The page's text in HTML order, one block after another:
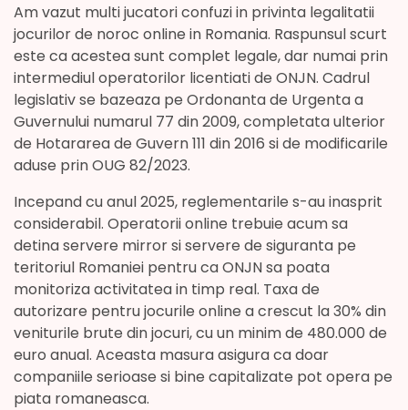
Am vazut multi jucatori confuzi in privinta legalitatii
jocurilor de noroc online in Romania. Raspunsul scurt
este ca acestea sunt complet legale, dar numai prin
intermediul operatorilor licentiati de ONJN. Cadrul
legislativ se bazeaza pe Ordonanta de Urgenta a
Guvernului numarul 77 din 2009, completata ulterior
de Hotararea de Guvern 111 din 2016 si de modificarile
aduse prin OUG 82/2023.
Incepand cu anul 2025, reglementarile s-au inasprit
considerabil. Operatorii online trebuie acum sa
detina servere mirror si servere de siguranta pe
teritoriul Romaniei pentru ca ONJN sa poata
monitoriza activitatea in timp real. Taxa de
autorizare pentru jocurile online a crescut la 30% din
veniturile brute din jocuri, cu un minim de 480.000 de
euro anual. Aceasta masura asigura ca doar
companiile serioase si bine capitalizate pot opera pe
piata romaneasca.